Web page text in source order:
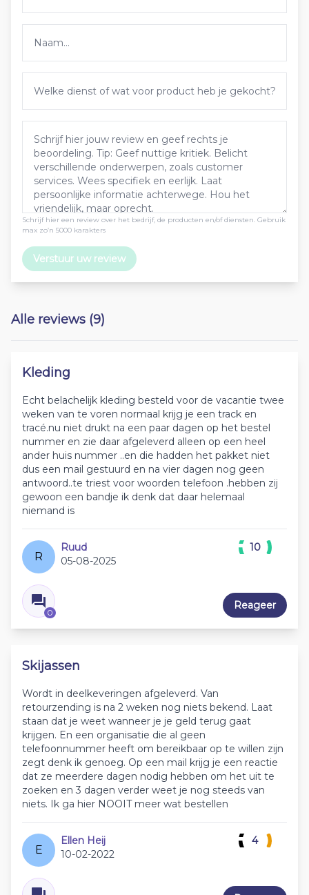
Schrijf hier een review over het bedrijf, de producten en/of diensten. Gebruik
max zo’n 5000 karakters
Verstuur uw review
Alle reviews (9)
Kleding
Echt belachelijk kleding besteld voor de vacantie twee
weken van te voren normaal krijg je een track en
tracé.nu niet drukt na een paar dagen op het bestel
nummer en zie daar afgeleverd alleen op een heel
ander huis nummer ..en die hadden het pakket niet
dus een mail gestuurd en na vier dagen nog geen
antwoord..te triest voor woorden telefoon .hebben zij
gewoon een bandje ik denk dat daar helemaal
niemand is
R
Ruud
05-08-2025
0
10
Reageer
Skijassen
Wordt in deelkeveringen afgeleverd. Van
retourzending is na 2 weken nog niets bekend. Laat
staan dat je weet wanneer je je geld terug gaat
krijgen. En een organisatie die al geen
telefoonnummer heeft om bereikbaar op te willen zijn
zegt denk ik genoeg. Op een mail krijg je een reactie
dat ze meerdere dagen nodig hebben om het uit te
zoeken en 3 dagen verder weet je nog steeds van
niets. Ik ga hier NOOIT meer wat bestellen
E
Ellen Heij
10-02-2022
4